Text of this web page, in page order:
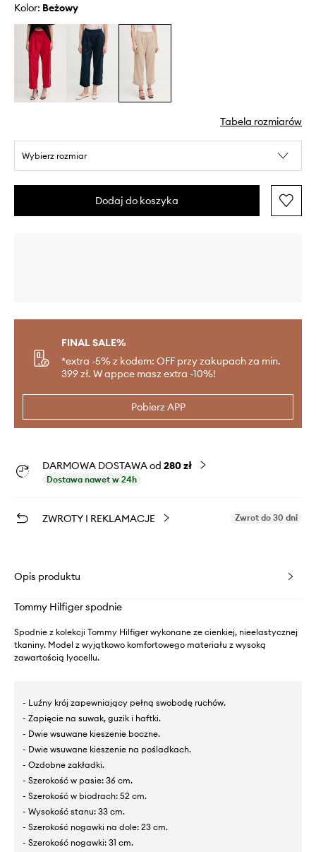
Kolor: beżowy
Tabela rozmiarów
Wybierz rozmiar
Dodaj do koszyka
FINAL SALE%
*extra -5% z kodem: OFF przy zakupach za min.
399 zł. W appce masz extra -10%!
Pobierz APP
DARMOWA DOSTAWA od 280 zł
Dostawa nawet w 24h
ZWROTY I REKLAMACJE Zwrot do 30 dni
Opis produktu
Tommy Hilfiger spodnie
Spodnie z kolekcji Tommy Hilfiger wykonane ze cienkiej, nieelastycznej
tkaniny. Model z wyjątkowo komfortowego materiału z wysoką
zawartością lyocellu.
- Luźny krój zapewniający pełną swobodę ruchów.
- Zapięcie na suwak, guzik i haftki.
- Dwie wsuwane kieszenie boczne.
- Dwie wsuwane kieszenie na pośladkach.
- Ozdobne zakładki.
- Szerokość w pasie: 36 cm.
- Szerokość w biodrach: 52 cm.
- Wysokość stanu: 33 cm.
- Szerokość nogawki na dole: 23 cm.
- Szerokość nogawki: 31 cm.